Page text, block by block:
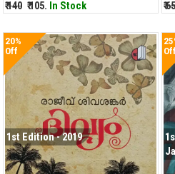
₹ 140 ₹ 105. In Stock
₹ 65
20%
Off
1st Edition - 2019
Off